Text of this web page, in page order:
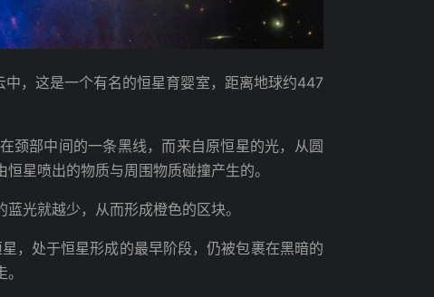
，这是一个有名的恒星育婴室，距离地球约447
颈部中间的一条黑线，而来自原恒星的光，从圆
星喷出的物质与周围物质碰撞产生的。
光就越少，从而形成橙色的区块。
，处于恒星形成的最早阶段，仍被包裹在黑暗的